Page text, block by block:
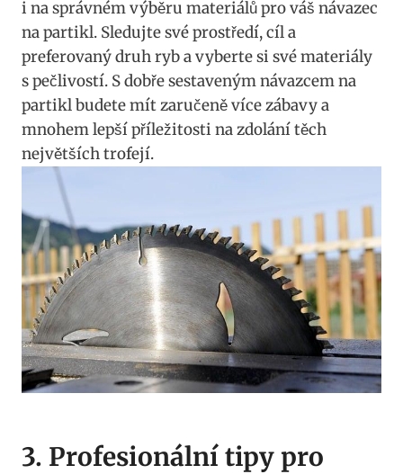
i ‍na správném výběru materiálů pro váš návazec
na partikl. Sledujte své ⁢prostředí, cíl a ​
preferovaný druh ryb​ a vyberte si své materiály
s pečlivostí. S dobře sestaveným návazcem ⁣na​
partikl budete mít zaručeně více zábavy a⁤
mnohem lepší příležitosti na zdolání těch
největších trofejí.
3. Profesionální tipy pro